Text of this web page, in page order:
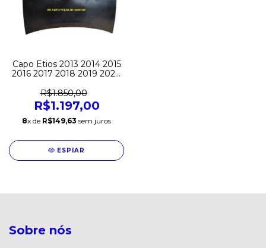
Capo Etios 2013 2014 2015
2016 2017 2018 2019 2020
R$1.850,00
R$1.197,00
8x de R$149,63 sem juros
ESPIAR
Sobre nós